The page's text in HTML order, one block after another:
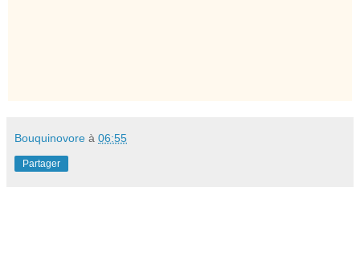
Bouquinovore à 06:55
Partager